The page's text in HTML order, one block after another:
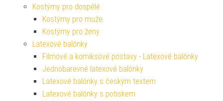
Kostýmy pro dospělé
Kostýmy pro muže
Kostýmy pro ženy
Latexové balónky
Filmové a komiksové postavy - Latexové balónky
Jednobarevné latexové balónky
Latexové balónky s českým textem
Latexové balónky s potiskem